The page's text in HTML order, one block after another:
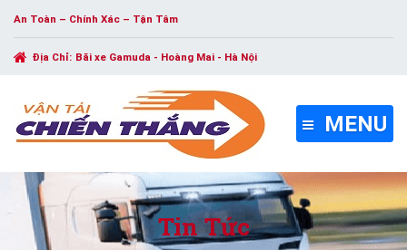
An Toàn – Chính Xác – Tận Tâm
Địa Chỉ: Bãi xe Gamuda - Hoàng Mai - Hà Nội
MENU
Tin Tức